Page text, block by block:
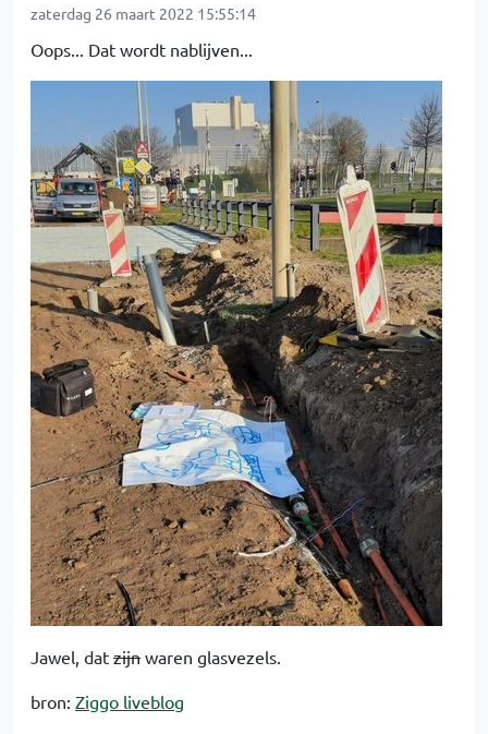
zaterdag 26 maart 2022 15:55:14
Oops... Dat wordt nablijven...
Jawel, dat zijn waren glasvezels.
bron: Ziggo liveblog